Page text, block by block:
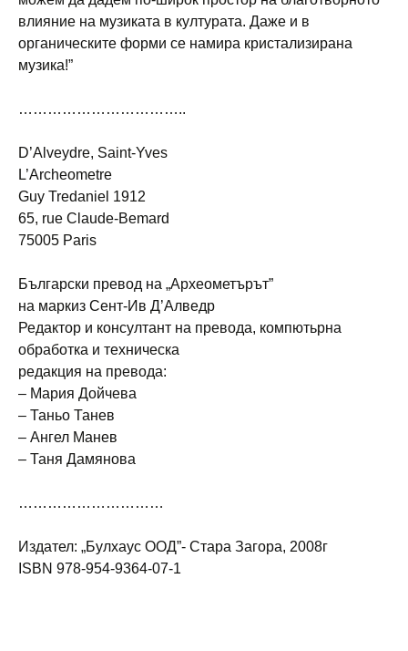
влияние на музиката в културата. Даже и в
органическите форми се намира кристализирана
музика!”
……………………………..
D’Alveydre, Saint-Yves
L’Archeometre
Guy Tredaniel 1912
65, rue Claude-Bemard
75005 Paris
Български превод на „Археометърът”
на маркиз Сент-Ив Д’Алведр
Редактор и консултант на превода, компютьрна
обработка и техническа
редакция на превода:
– Мария Дойчева
– Таньо Танев
– Ангел Манев
– Таня Дамянова
…………………………
Издател: „Булхаус ООД”- Стара Загора, 2008г
ISBN 978-954-9364-07-1